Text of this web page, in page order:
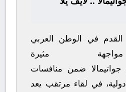
في الوطن العربي
مثيرة
جواتيمالا ضمن منافسات
، في لقاء مرتقب يعد